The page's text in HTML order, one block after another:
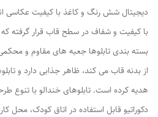
دیجیتال شش رنگ و کاغذ با کیفیت عکاسی
با کیفیت و شفاف در سطح قاب قرار گرفته
بسته بندی تابلوها جعبه های مقاوم و
از بدنه قاب می کند، ظاهر جذابی دارد و
هدیه کرده است. تابلوهای خندالو با تنوع
دکوراتیو قابل استفاده در اتاق کودک، محل